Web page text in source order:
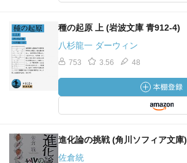
種の起原 上 (岩波文庫 青912-4)
八杉龍一 ダーウィン
753 3.56 48
進化論の挑戦 (角川ソフィア文庫)
佐倉統